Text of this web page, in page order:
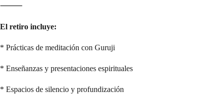
⸻
El retiro incluye:
* Prácticas de meditación con Guruji
* Enseñanzas y presentaciones espirituales
* Espacios de silencio y profundización